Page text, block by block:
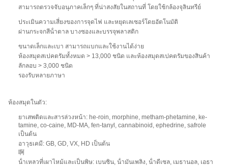
สามารถตรวจจับอนุภาคเล็กๆ ที่น่าสงสัยในสถานที่ โดยใช้กล้องจุลินทรีย์
ประเมินความเสี่ยงของการจุดไฟ และหยุดเลเซอร์โดยอัตโนมัติ
ผ่านกระจกสีน้ําตาล บางซองและบรรจุพลาสติก
ขนาดเล็กและเบา สามารถแบกและใช้งานได้ง่าย
ห้องสมุดสเปคตรัมทั้งหมด > 13,000 ชนิด และห้องสมุดสเปคตรัมของสินค้า
ลักลอบ > 3,000 ชนิด
รองรับหลายภาษา
ห้องสมุดในตัว:
ยาเสพติดและสารล่วงหน้า: he-roin, morphine, metham-phetamine, ke-
tamine, co-caine, MD-MA, fen-tanyl, cannabinoid, ephedrine, safrole
เป็นต้น
อาวุธเคมี: GB, GD, VX, HD เป็นต้น
啊
น้ําเหลวที่เผาไหม้และเป็นพิษ: เบนซิน, น้ํามันเพลิง, น้ําดีเซล, เมธานอล, เอธา